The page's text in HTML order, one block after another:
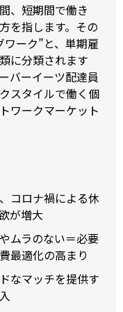
、短期間で働き
を指します。その
ーク”と、単期雇
に分類されます
バーイーツ配達員
スタイルで働く個
ワークマーケット
コロナ禍による休
が増大
ムラのない＝必要
最適化の高まり
なマッチを提供す